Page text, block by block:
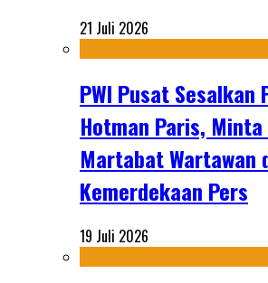
21 Juli 2026
PWI Pusat Sesalkan
Hotman Paris,
Martabat Wartawan
Kemerdekaan Pers
19 Juli 2026